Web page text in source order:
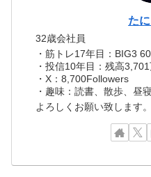
た
32歳会社員
・筋トレ17年目：BIG3
・投信10年目：残高3,701
・X：8,700Followers
・趣味：読書、散歩、昼
よろしくお願い致します。